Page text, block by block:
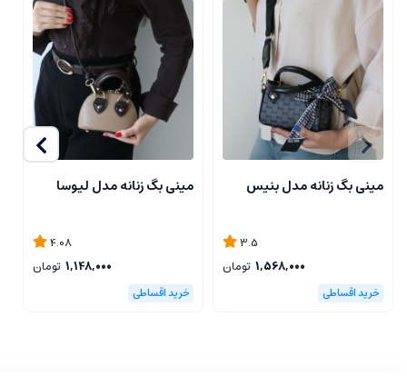
مینی بگ زنانه مدل بنیس
3.5
1,568,000 تومان
مینی بگ زنانه مدل لیوسا
4.08
1,148,000 تومان